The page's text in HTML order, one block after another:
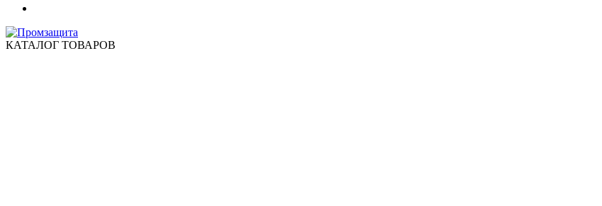
КАТАЛОГ ТОВАРОВ